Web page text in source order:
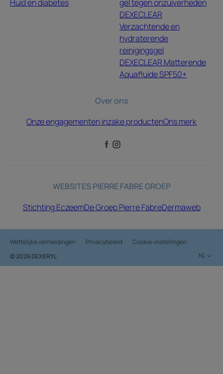
Huid en diabetes
gel tegen onzuiverheden
DEXECLEAR
Verzachtende en
hydraterende
reinigingsgel
DEXECLEAR Matterende
Aquafluide SPF50+
Over ons
Onze engagementen inzake productenOns merk
WEBSITES PIERRE FABRE GROEP
Stichting EczeemDe Groep Pierre FabreDermaweb
Wettelijke vermeldingen Privacybeleid
Cookie-instellingen
© 2026 DEXERYL
NL